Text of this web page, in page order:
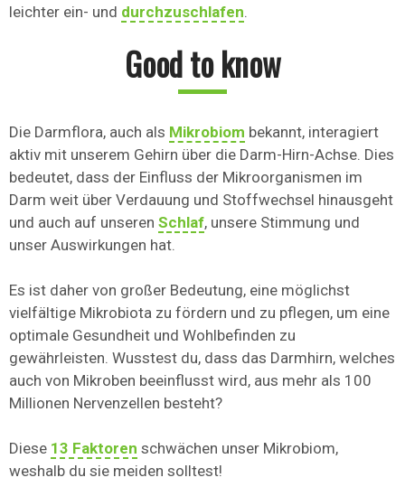
leichter ein- und durchzuschlafen.
Good to know
Die Darmflora, auch als Mikrobiom bekannt, interagiert
aktiv mit unserem Gehirn über die Darm-Hirn-Achse. Dies
bedeutet, dass der Einfluss der Mikroorganismen im
Darm weit über Verdauung und Stoffwechsel hinausgeht
und auch auf unseren Schlaf, unsere Stimmung und
unser Auswirkungen hat.
Es ist daher von großer Bedeutung, eine möglichst
vielfältige Mikrobiota zu fördern und zu pflegen, um eine
optimale Gesundheit und Wohlbefinden zu
gewährleisten. Wusstest du, dass das Darmhirn, welches
auch von Mikroben beeinflusst wird, aus mehr als 100
Millionen Nervenzellen besteht?
Diese 13 Faktoren schwächen unser Mikrobiom,
weshalb du sie meiden solltest!